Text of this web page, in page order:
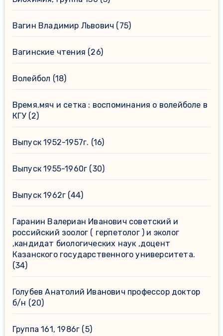
Вагин Владимир Львович (75)
Вагинские чтения (26)
Волейбол (18)
Время.мяч и сетка : воспоминания о волейболе в
КГУ(2)
Выпуск 1952-1957г. (16)
Выпуск 1955-1960г (30)
Выпуск 1962г (44)
Гаранин Валериан Иванович советский и
российский зоолог ( герпетолог ) и эколог
,кандидат биологических наук ,доцент
Казанского государственного университета.
(34)
Голубев Анатолий Иванович профессор доктор
б/н (20)
Группа 161, 1986г (5)